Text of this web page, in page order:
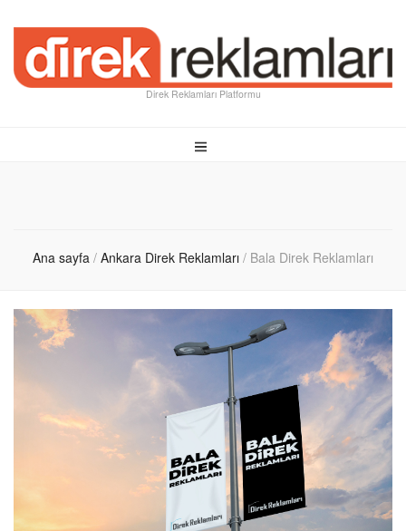
Direk Reklamları Platformu
Ana sayfa / Ankara Direk Reklamları / Bala Direk Reklamları